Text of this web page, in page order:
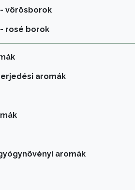
vörösborok
rosé borok
aromák
aromák